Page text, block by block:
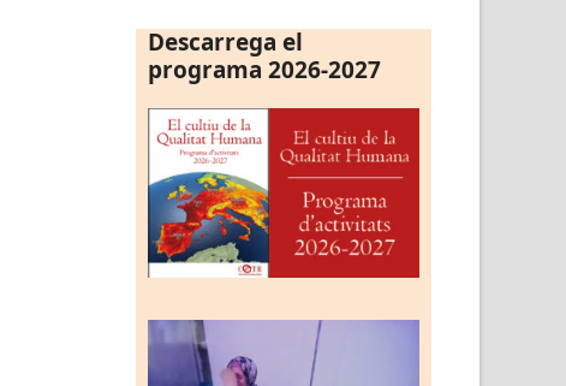
Descarrega el
programa 2026-2027